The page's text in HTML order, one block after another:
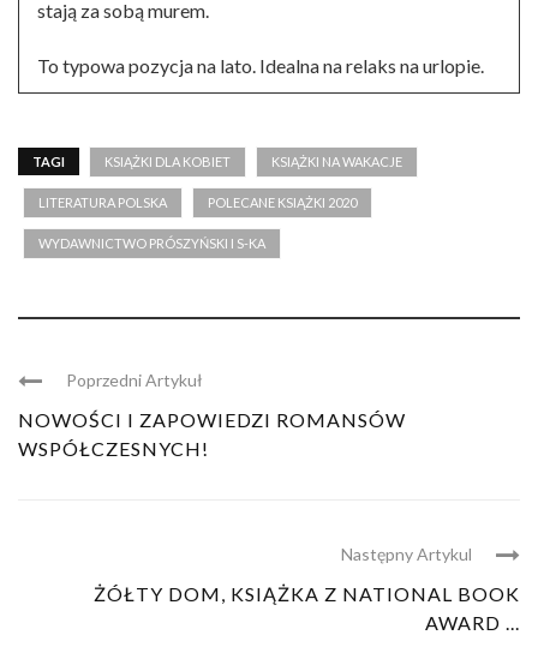
stają za sobą murem.
To typowa pozycja na lato. Idealna na relaks na urlopie.
TAGI KSIĄŻKI DLA KOBIET KSIĄŻKI NA WAKACJE
LITERATURA POLSKA POLECANE KSIĄŻKI 2020
WYDAWNICTWO PRÓSZYŃSKI I S-KA
Poprzedni Artykuł
NOWOŚCI I ZAPOWIEDZI ROMANSÓW
WSPÓŁCZESNYCH!
Następny Artykul
ŻÓŁTY DOM, KSIĄŻKA Z NATIONAL BOOK
AWARD ...